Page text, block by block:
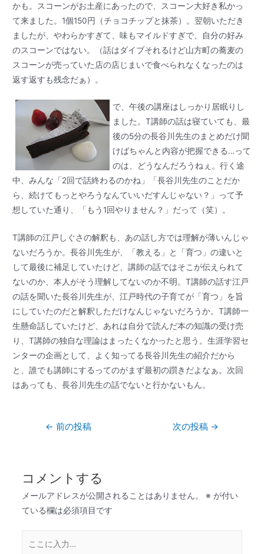
かも。スコーンがお土産にあったので、スコーン大好き私かっ
て来ました。1個150円（チョコチップと抹茶）。翌朝いただき
ましたが、やわらかすぎて、味もマイルドすぎで、自分の好み
のスコーンではない。（話はダイブそれるけど山方町の蕎麦の
スコーンが売っていた店の店じまいで食べられなくなったのは
返す返すも残念だぁ）。
で、午後の講座はしっかり居眠りし
ました。T講師の話は寝ていても、最
後の5分の長谷川先生のまとめだけ聞
けばちゃんと内容が把握できる…って
のは、どうなんだろうねぇ。行く途
中、みんな「2回で話終わるのかね」「長谷川先生のことだか
ら、続けてもっとやろうなんていいだすんじゃない？」って予
想していた通り、「もう1回やりません？」だって（笑）。
T講師の江戸しぐさの解釈も、あの話し方では理解が薄いんじゃ
ないだろうか。長谷川先生が、「教える」と「育つ」の違いと
して最後に補足していたけど、講師の話ではそこが伝えられて
ないのか、本人がそう理解してないのか不明。T講師の話す江戸
の話を聞いた長谷川先生が、江戸時代の子育てが「育つ」を旨
にしていたのだと解釈しただけなんじゃないだろうか。T講師一
生懸命話していたけど、あれは自分で読んだ本の知識の受け売
り、T講師の独自な理論はまったくなかったと思う。生涯学習セ
ンターの企画として、よく知ってる長谷川先生の紹介だから
と、誰でも講師にするってのがまず最初の躓きだよなぁ。次回
はあっても、長谷川先生の話でないと行かないもん。
← 前の投稿 次の投稿 →
コメントする
メールアドレスが公開されることはありません。 ※ が付い
ている欄は必須項目です